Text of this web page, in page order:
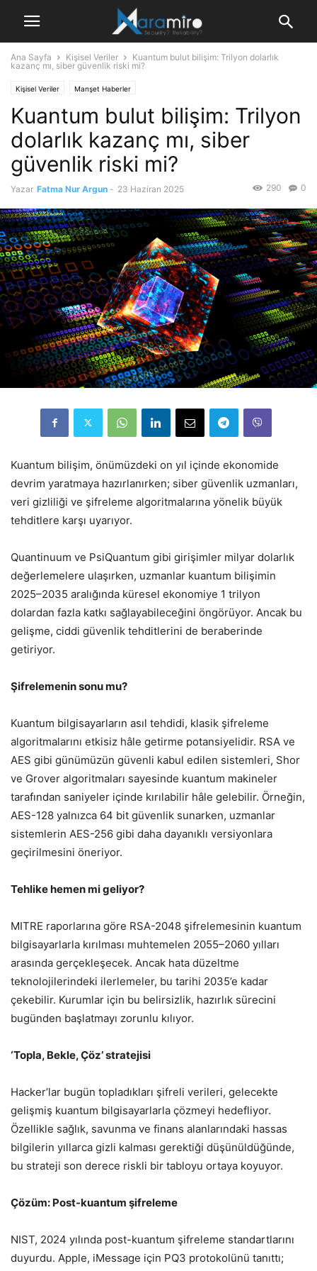
Ana Sayfa Kişisel Veriler
Kuantum bulut bilişim: Trilyon dolarlık
kazanç mı, siber güvenlik riski mi?
Kişisel Veriler Manşet Haberler
Kuantum bulut bilişim: Trilyon
dolarlık kazanç mı, siber
güvenlik riski mi?
Yazar Fatma Nur Argun - 23 Haziran 2025 0
290
Kuantum bilişim, önümüzdeki on yıl içinde ekonomide
devrim yaratmaya hazırlanırken; siber güvenlik uzmanları,
veri gizliliği ve şifreleme algoritmalarına yönelik büyük
tehditlere karşı uyarıyor.
Quantinuum ve PsiQuantum gibi girişimler milyar dolarlık
değerlemelere ulaşırken, uzmanlar kuantum bilişimin
2025–2035 aralığında küresel ekonomiye 1 trilyon
dolardan fazla katkı sağlayabileceğini öngörüyor. Ancak bu
gelişme, ciddi güvenlik tehditlerini de beraberinde
getiriyor.
Şifrelemenin sonu mu?
Kuantum bilgisayarların asıl tehdidi, klasik şifreleme
algoritmalarını etkisiz hâle getirme potansiyelidir. RSA ve
AES gibi günümüzün güvenli kabul edilen sistemleri, Shor
ve Grover algoritmaları sayesinde kuantum makineler
tarafından saniyeler içinde kırılabilir hâle gelebilir. Örneğin,
AES-128 yalnızca 64 bit güvenlik sunarken, uzmanlar
sistemlerin AES-256 gibi daha dayanıklı versiyonlara
geçirilmesini öneriyor.
Tehlike hemen mi geliyor?
MITRE raporlarına göre RSA-2048 şifrelemesinin kuantum
bilgisayarlarla kırılması muhtemelen 2055–2060 yılları
arasında gerçekleşecek. Ancak hata düzeltme
teknolojilerindeki ilerlemeler, bu tarihi 2035’e kadar
çekebilir. Kurumlar için bu belirsizlik, hazırlık sürecini
bugünden başlatmayı zorunlu kılıyor.
‘Topla, Bekle, Çöz’ stratejisi
Hacker’lar bugün topladıkları şifreli verileri, gelecekte
gelişmiş kuantum bilgisayarlarla çözmeyi hedefliyor.
Özellikle sağlık, savunma ve finans alanlarındaki hassas
bilgilerin yıllarca gizli kalması gerektiği düşünüldüğünde,
bu strateji son derece riskli bir tabloyu ortaya koyuyor.
Çözüm: Post-kuantum şifreleme
NIST, 2024 yılında post-kuantum şifreleme standartlarını
duyurdu. Apple, iMessage için PQ3 protokolünü tanıttı;